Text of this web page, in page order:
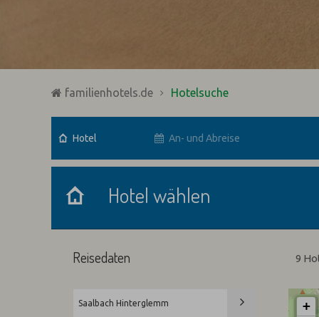
familienhotels.de Hotelsuche
Hotel An- und Abreise
Hotel wählen
Reisedaten 9
+